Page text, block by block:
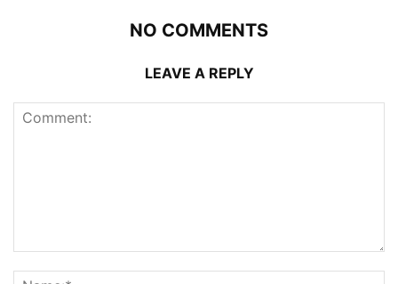
NO COMMENTS
LEAVE A REPLY